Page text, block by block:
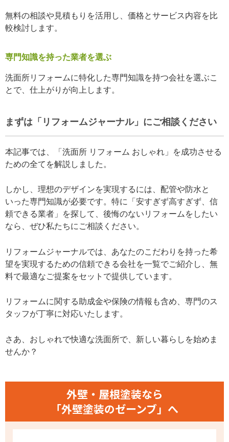
無料の相談や見積もりを活用し、価格とサービス内容を比
較検討します。
専門知識を持った業者を選ぶ
洗面所リフォームに特化した専門知識を持つ会社を選ぶこ
とで、仕上がりが向上します。
まずは「リフォームジャーナル」にご相談ください
本記事では、「洗面所 リフォーム おしゃれ」を成功させる
ための全てを解説しました。
しかし、理想のデザインを実現するには、配管や防水と
いった専門知識が必要です。特に「安すぎず高すぎず、信
頼できる業者」を探して、後悔のないリフォームをしたい
なら、ぜひ私たちにご相談ください。
リフォームジャーナルでは、あなたのこだわりを持った希
望を実現するための信頼できる会社を一覧でご紹介し、無
料で最適なご提案をセットで提供しています。
リフォームに関する助成金や保険の情報も含め、専門のス
タッフが丁寧に対応いたします。
さあ、おしゃれで快適な洗面所で、新しい暮らしを始めま
せんか？
外壁・屋根塗装なら
「外壁塗装のゼーンブ」へ